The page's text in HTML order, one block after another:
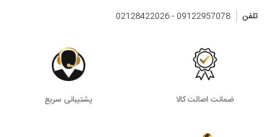
تلفن 09122957078 - 02128422026
ضمانت اصالت کالا پشتیبانی سریع